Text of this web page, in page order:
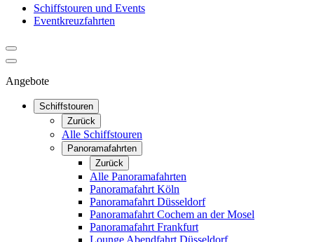
Schiffstouren und Events
Eventkreuzfahrten
Angebote
Schiffstouren
Zurück
Alle Schiffstouren
Panoramafahrten
Zurück
Alle Panoramafahrten
Panoramafahrt Köln
Panoramafahrt Düsseldorf
Panoramafahrt Cochem an der Mosel
Panoramafahrt Frankfurt